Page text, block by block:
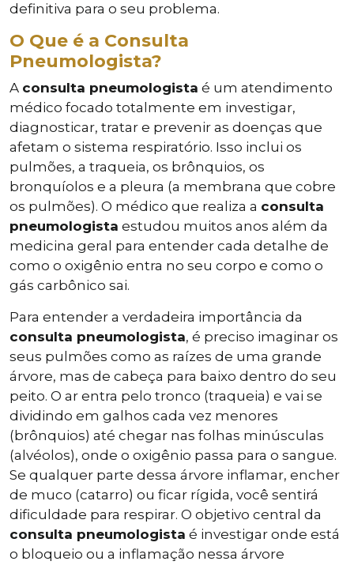
definitiva para o seu problema.
O Que é a Consulta
Pneumologista?
A consulta pneumologista é um atendimento
médico focado totalmente em investigar,
diagnosticar, tratar e prevenir as doenças que
afetam o sistema respiratório. Isso inclui os
pulmões, a traqueia, os brônquios, os
bronquíolos e a pleura (a membrana que cobre
os pulmões). O médico que realiza a consulta
pneumologista estudou muitos anos além da
medicina geral para entender cada detalhe de
como o oxigênio entra no seu corpo e como o
gás carbônico sai.
Para entender a verdadeira importância da
consulta pneumologista, é preciso imaginar os
seus pulmões como as raízes de uma grande
árvore, mas de cabeça para baixo dentro do seu
peito. O ar entra pelo tronco (traqueia) e vai se
dividindo em galhos cada vez menores
(brônquios) até chegar nas folhas minúsculas
(alvéolos), onde o oxigênio passa para o sangue.
Se qualquer parte dessa árvore inflamar, encher
de muco (catarro) ou ficar rígida, você sentirá
dificuldade para respirar. O objetivo central da
consulta pneumologista é investigar onde está
o bloqueio ou a inflamação nessa árvore